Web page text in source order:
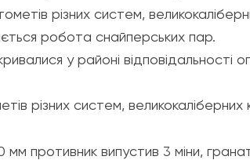
різних систем,
робота снайперських пар.
у районі відповідальності
різних систем, великокаліберних
мм противник випустив 3 міни,